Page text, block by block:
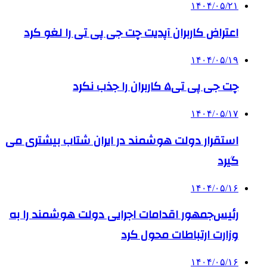
۱۴۰۴/۰۵/۲۱
اعتراض کاربران آپدیت چت جی پی تی را لغو کرد
۱۴۰۴/۰۵/۱۹
چت جی پی تی۵ کاربران را جذب نکرد
۱۴۰۴/۰۵/۱۷
استقرار دولت هوشمند در ایران شتاب بیشتری می
گیرد
۱۴۰۴/۰۵/۱۶
رئیس‌جمهور اقدامات اجرایی دولت هوشمند را به
وزارت ارتباطات محول کرد
۱۴۰۴/۰۵/۱۶